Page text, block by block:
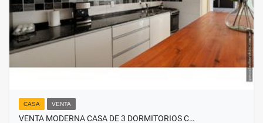
CASA VENTA
VENTA MODERNA CASA DE 3 DORMITORIOS C…